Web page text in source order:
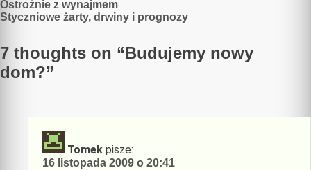
Nawigacja
wpisu
Ostrożnie z wynajmem
Styczniowe żarty, drwiny i prognozy
7 thoughts on “Budujemy nowy
dom?”
Tomek pisze:
16 listopada 2009 o 20:41